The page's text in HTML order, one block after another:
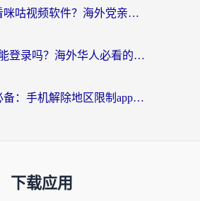
在国外怎么看咪咕视频软件？海外党亲测有效的回国加速方案
12123在国外能登录吗？海外华人必看的回国加速实用指南
海外党追剧必备：手机解除地区限制app怎么选？解决央视视频&国内剧地区限制全指南
下载应用